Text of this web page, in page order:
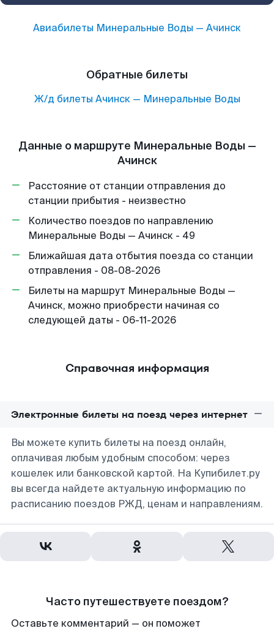
Авиабилеты Минеральные Воды — Ачинск
Обратные билеты
Ж/д билеты Ачинск— Минеральные Воды
Данные о маршруте Минеральные Воды —
Ачинск
Расстояние от станции отправления до
станции прибытия - неизвестно
Количество поездов по направлению
Минеральные Воды — Ачинск - 49
Ближайшая дата отбытия поезда со станции
отправления - 08-08-2026
Билеты на маршрут Минеральные Воды —
Ачинск, можно приобрести начиная со
следующей даты - 06-11-2026
Справочная информация
Электронные билеты на поезд через интернет
Вы можете купить билеты на поезд онлайн,
оплачивая любым удобным способом: через
кошелек или банковской картой. На Купибилет.ру
вы всегда найдете актуальную информацию по
расписанию поездов РЖД, ценам и направлениям.
Часто путешествуете поездом?
Оставьте комментарий — он поможет